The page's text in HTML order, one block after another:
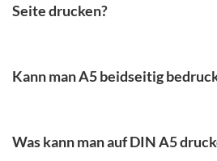
Seite drucken?
Kann man A5 beidseitig
Was kann man auf DIN A5